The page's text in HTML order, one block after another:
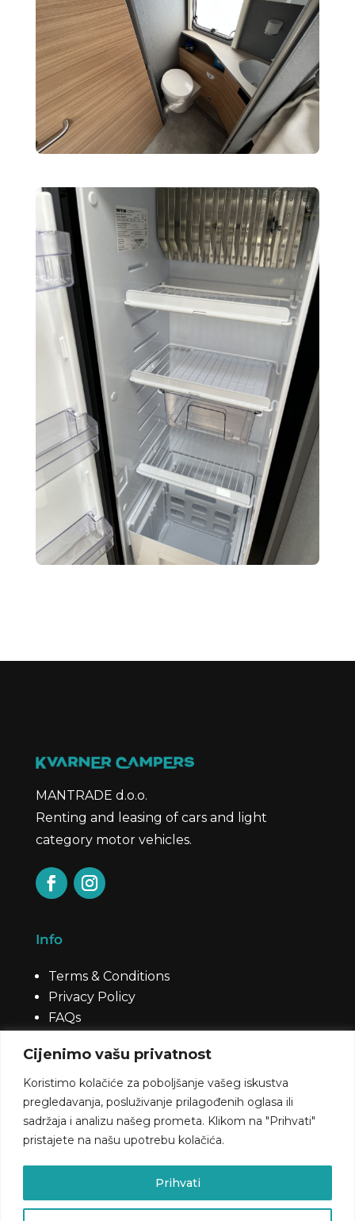
Cijenimo vašu privatnost
Koristimo kolačiće za poboljšanje vašeg iskustva
pregledavanja, posluživanje prilagođenih oglasa ili
sadržaja i analizu našeg prometa. Klikom na "Prihvati"
pristajete na našu upotrebu kolačića.
Prihvati
MANTRADE d.o.o.
Renting and leasing of cars and light
category motor vehicles.
Info
Terms & Conditions
Privacy Policy
FAQs
Contact
+385 98 441 251
info@kvarner-campers.hr